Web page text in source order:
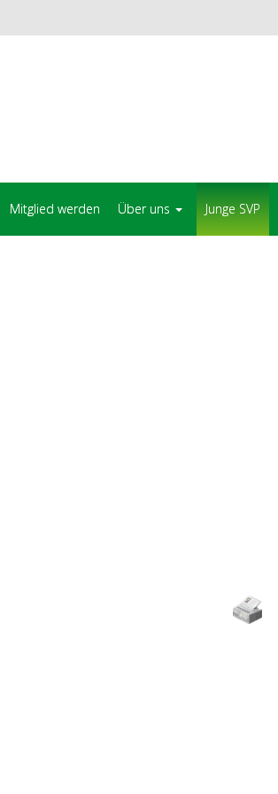
Mitglied werden Über uns Junge SVP